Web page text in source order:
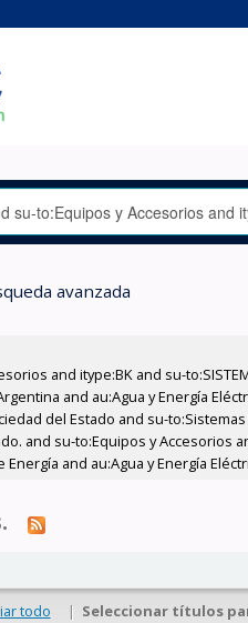
avanzada
and itype:BK and su-
and au:Agua y Energía
del Estado and su-
and su-to:Equipos y Accesorios
and au:Agua y Energía
todo | Seleccionar títulos